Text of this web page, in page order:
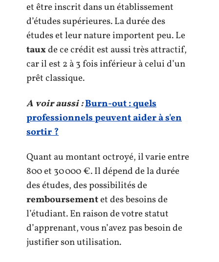
et être inscrit dans un établissement
d’études supérieures. La durée des
études et leur nature importent peu. Le
tauxde ce crédit est aussi très attractif,
car il est 2 à 3 fois inférieur à celui d’un
prêt classique.
A voir aussi :Burn-out : quels
professionnels peuvent aider à s'en
sortir ?
Quant au montant octroyé, il varie entre
800 et 30 000 €. Il dépend de la durée
des études, des possibilités de
remboursementet des besoins de
l’étudiant. En raison de votre statut
d’apprenant, vous n’avez pas besoin de
justifier son utilisation.